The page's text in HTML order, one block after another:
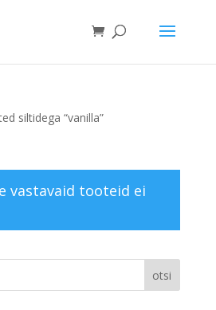
siltidega “vanilla”
vastavaid tooteid ei
otsi